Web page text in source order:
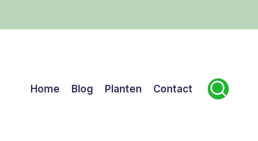
Home Blog Planten Contact